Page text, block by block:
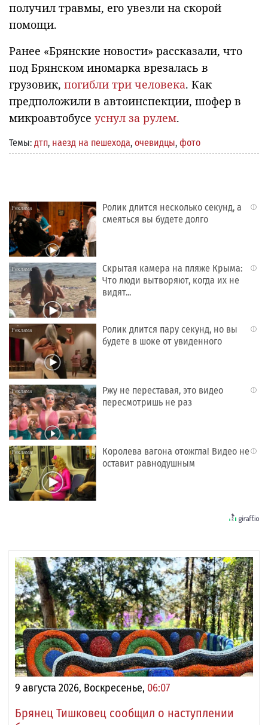
получил травмы, его увезли на скорой
помощи.
Ранее «Брянские новости» рассказали, что
под Брянском иномарка врезалась в
грузовик, погибли три человека. Как
предположили в автоинспекции, шофер в
микроавтобусе уснул за рулем.
Темы: дтп, наезд на пешехода, очевидцы, фото
i
Ролик длится несколько секунд, а
смеяться вы будете долго
i
Скрытая камера на пляже Крыма:
Что люди вытворяют, когда их не
видят...
i
Ролик длится пару секунд, но вы
будете в шоке от увиденного
i
Ржу не переставая, это видео
пересмотришь не раз
i
Королева вагона отожгла! Видео не
оставит равнодушным
9 августа 2026, Воскресенье, 06:07
Брянец Тишковец сообщил о наступлении